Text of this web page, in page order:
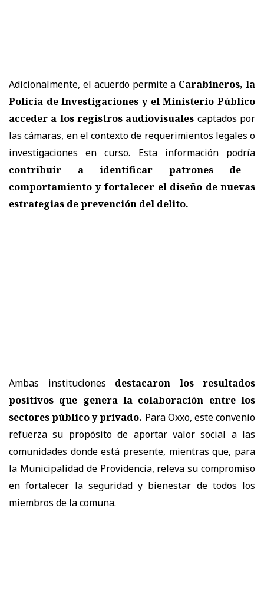
Adicionalmente, el acuerdo permite a Carabineros, la
Policía de Investigaciones y el Ministerio Público
acceder a los registros audiovisuales captados por
las cámaras, en el contexto de requerimientos legales o
investigaciones en curso. Esta información podría
contribuir a identificar patrones de
comportamiento y fortalecer el diseño de nuevas
estrategias de prevención del delito.
Ambas instituciones destacaron los resultados
positivos que genera la colaboración entre los
sectores público y privado. Para Oxxo, este convenio
refuerza su propósito de aportar valor social a las
comunidades donde está presente, mientras que, para
la Municipalidad de Providencia, releva su compromiso
en fortalecer la seguridad y bienestar de todos los
miembros de la comuna.